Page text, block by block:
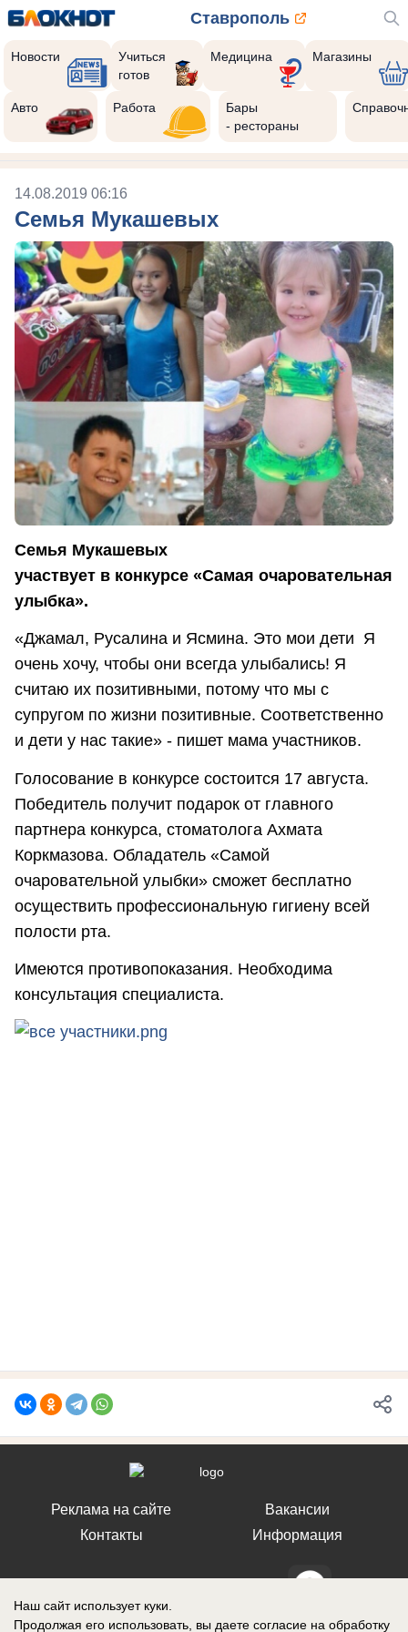
Ставрополь
Новости
Учиться
готов
Медицина Магазины
Авто Работа
Бары
- рестораны
14.08.2019 06:16
Семья Мукашевых
Семья Мукашевых
участвует в конкурсе «Самая очаровательная
улыбка».
«Джамал, Русалина и Ясмина. Это мои дети Я
очень хочу, чтобы они всегда улыбались! Я
считаю их позитивными, потому что мы с
супругом по жизни позитивные. Соответственно
и дети у нас такие» - пишет мама участников.
Голосование в конкурсе состоится 17 августа.
Победитель получит подарок от главного
партнера конкурса, стоматолога Ахмата
Коркмазова. Обладатель «Самой
очаровательной улыбки» сможет бесплатно
осуществить профессиональную гигиену всей
полости рта.
Имеются противопоказания. Необходима
консультация специалиста.
Реклама на сайте
Контакты
Вакансии
Информация
Наш сайт использует куки.
Продолжая его использовать, вы даете согласие на обработку